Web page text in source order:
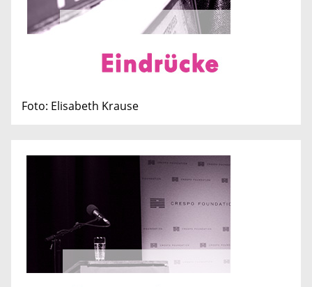
Foto: Elisabeth Krause